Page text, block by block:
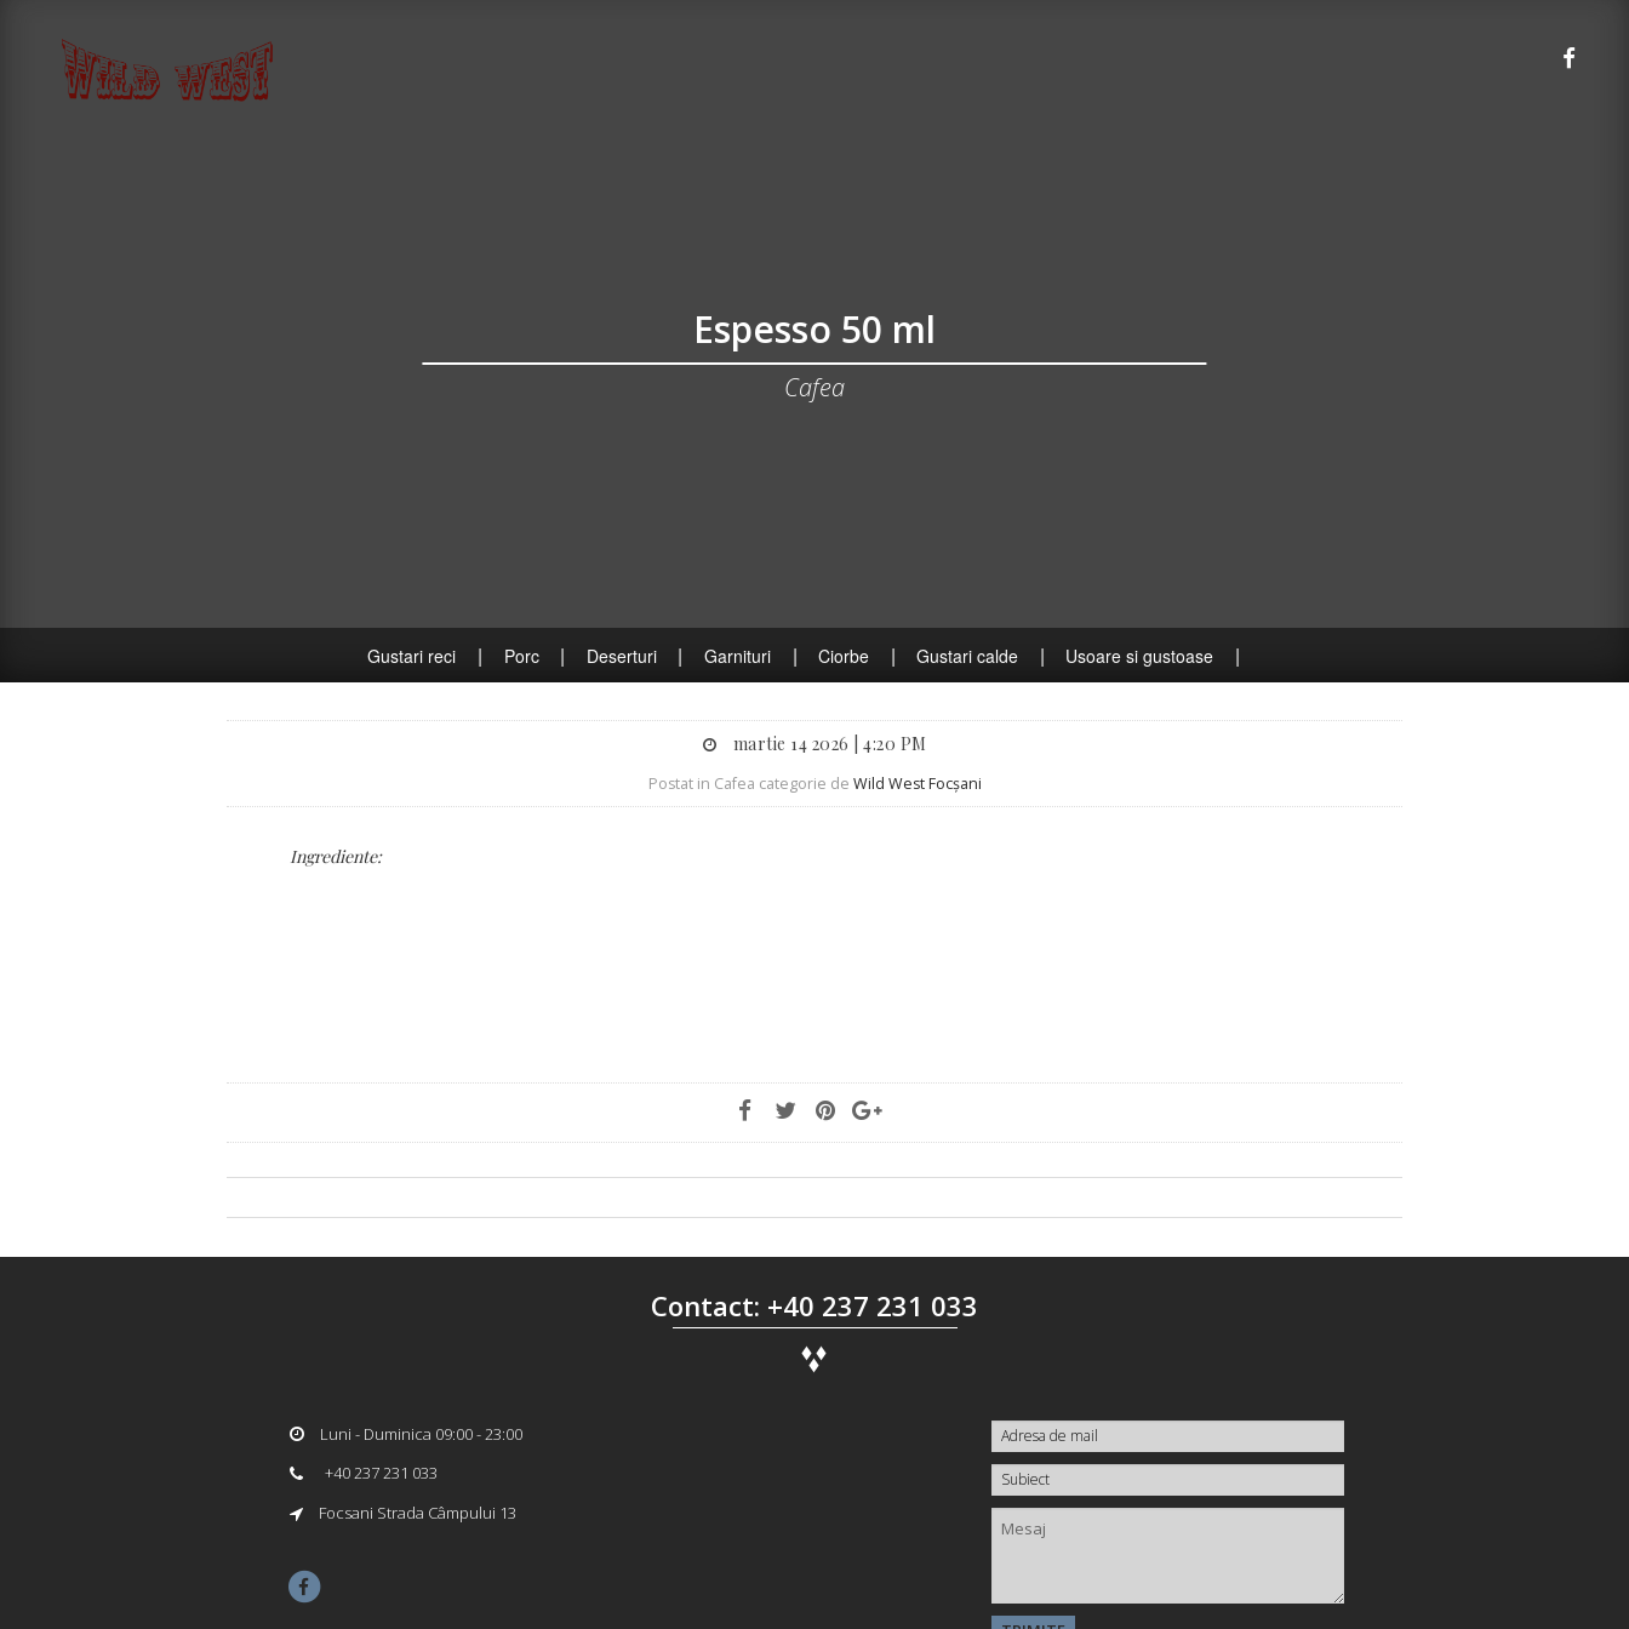
Espesso 50 ml
Cafea
Gustari reci | Porc | Deserturi | Garnituri | Ciorbe | Gustari calde | Usoare si gustoase |
martie 14 2026 | 4:20 PM
Postat in Cafea categorie de Wild West Focșani
Ingrediente:
Contact: +40 237 231 033
Luni - Duminica 09:00 - 23:00
+40 237 231 033
Focsani Strada Câmpului 13